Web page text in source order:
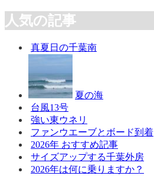
人気の記事
真夏日の千葉南
夏の海
台風13号
強い東ウネリ
ファンウエーブとボード到着
2026年 おすすめ記事
サイズアップする千葉外房
2026年は何に乗りますか？